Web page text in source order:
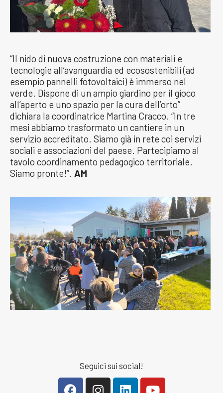
“Il nido di nuova costruzione con materiali e
tecnologie all’avanguardia ed ecosostenibili (ad
esempio pannelli fotovoltaici) è immerso nel
verde. Dispone di un ampio giardino per il gioco
all’aperto e uno spazio per la cura dell’orto”
dichiara la coordinatrice Martina Cracco. “In tre
mesi abbiamo trasformato un cantiere in un
servizio accreditato. Siamo già in rete coi servizi
sociali e associazioni del paese. Partecipiamo al
tavolo coordinamento pedagogico territoriale.
Siamo pronte!”. AM
Seguici sui social!